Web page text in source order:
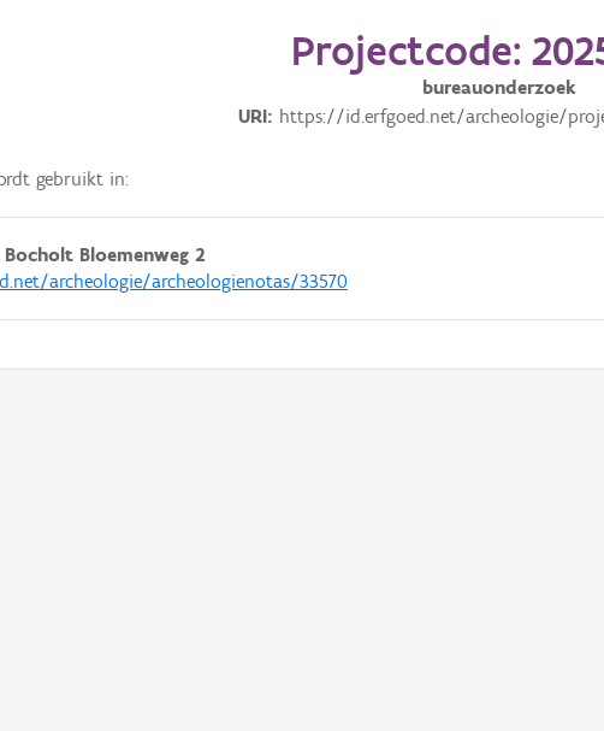
Projectcode:
bureauonderzoek
URI
https://id.erfgoed.net/archeologie/
gebruikt in:
Bloemenweg 2
archeologie/archeologienotas/33570